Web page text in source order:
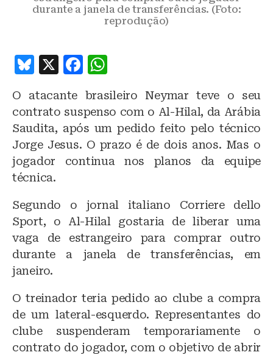
durante a janela de transferências. (Foto:
reprodução)
B
e
s
k
y
X
F
c
e
b
o
k
at
s
A
p
O atacante brasileiro Neymar teve o seu
contrato suspenso com o Al-Hilal, da Arábia
Saudita, após um pedido feito pelo técnico
Jorge Jesus. O prazo é de dois anos. Mas o
jogador continua nos planos da equipe
técnica.
Segundo o jornal italiano Corriere dello
Sport, o Al-Hilal gostaria de liberar uma
vaga de estrangeiro para comprar outro
durante a janela de transferências, em
janeiro.
O treinador teria pedido ao clube a compra
de um lateral-esquerdo. Representantes do
clube suspenderam temporariamente o
contrato do jogador, com o objetivo de abrir